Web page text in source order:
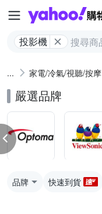
投影機
家電/冷氣/視聽/按摩
嚴選品牌
品牌 快速到貨